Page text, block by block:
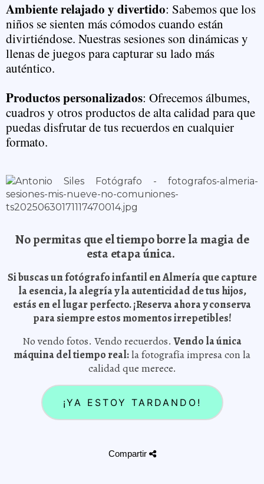
Ambiente relajado y divertido: Sabemos que los
niños se sienten más cómodos cuando están
divirtiéndose. Nuestras sesiones son dinámicas y
llenas de juegos para capturar su lado más
auténtico.
Productos personalizados: Ofrecemos álbumes,
cuadros y otros productos de alta calidad para que
puedas disfrutar de tus recuerdos en cualquier
formato.
No permitas que el tiempo borre la magia de
esta etapa única.
Si buscas unfotógrafo infantil en Almeríaque capture
la esencia, la alegría y la autenticidad de tus hijos,
estás en el lugar perfecto. ¡Reserva ahora y conserva
para siempre estos momentos irrepetibles!
No vendo fotos. Vendo recuerdos. Vendo la única
máquina del tiempo real:la fotografía impresa con la
calidad que merece.
¡YA ESTOY TARDANDO!
Compartir